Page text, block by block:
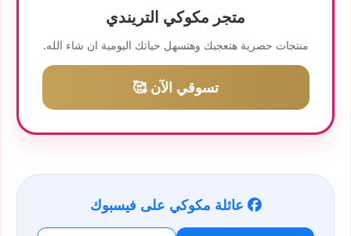
متجر مكوكي التريندي
منتجات حصرية هتعجبك وهتسهل حياتك اليومية ان شاء الله.
تسوقي الآن 🥰
عائلة مكوكي على فيسبوك